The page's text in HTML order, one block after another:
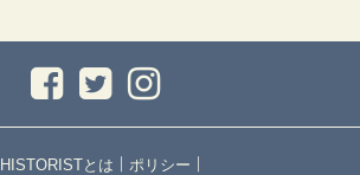
HISTORISTとは ｜ ポリシー ｜